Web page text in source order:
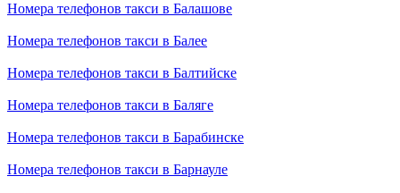
Номера телефонов такси в Балашове
Номера телефонов такси в Балее
Номера телефонов такси в Балтийске
Номера телефонов такси в Баляге
Номера телефонов такси в Барабинске
Номера телефонов такси в Барнауле